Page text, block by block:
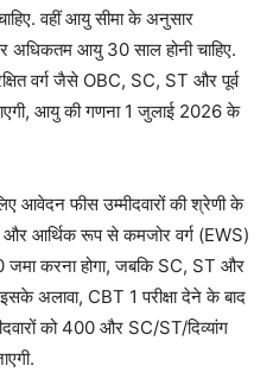
वहीं आयु सीमा के अनुसार
अधिकतम आयु 30 साल होनी चाहिए.
वर्ग जैसे OBC, SC, ST और पूर्व
आयु की गणना 1 जुलाई 2026 के
आवेदन फीस उम्मीदवारों की श्रेणी के
और आर्थिक रूप से कमजोर वर्ग (EWS)
करना होगा, जबकि SC, ST और
अलावा, CBT 1 परीक्षा देने के बाद
को 400 और SC/ST/दिव्यांग